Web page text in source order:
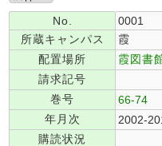
No.
0001
所蔵キャンパス
霞
配置場所
霞図書
請求記号
巻号
66-74
年月次
2002-
購読状況